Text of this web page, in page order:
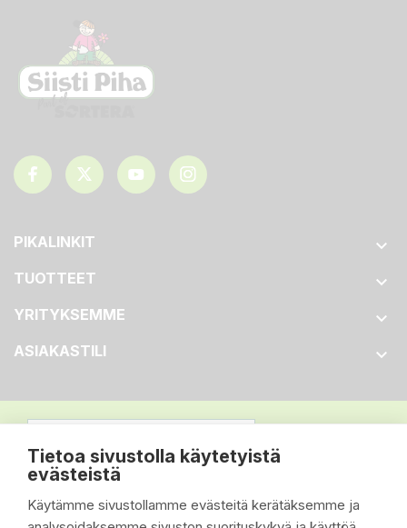
Tietoa sivustolla käytetyistä
evästeistä
Käytämme sivustollamme evästeitä kerätäksemme ja
PIKALINKIT 
TUOTTEET 
YRITYKSEMME 
ASIAKASTILI 